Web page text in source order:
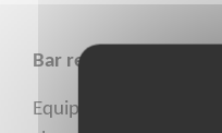
Bar restaurant :
Equipements de la